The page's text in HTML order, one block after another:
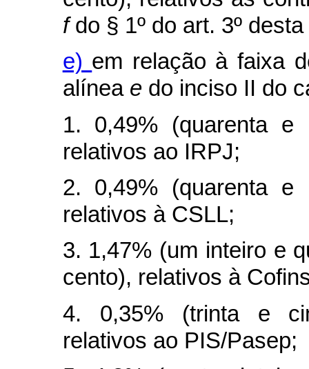
fdo § 1º do art. 3º
e) em relação à faixa
alínea e do inciso II do
1. 0,49% (quarenta e
relativos ao IRPJ;
2. 0,49% (quarenta e
relativos à CSLL;
3. 1,47% (um inteiro e
cento), relativos à
4. 0,35% (trinta e
relativos ao PIS/Pasep;